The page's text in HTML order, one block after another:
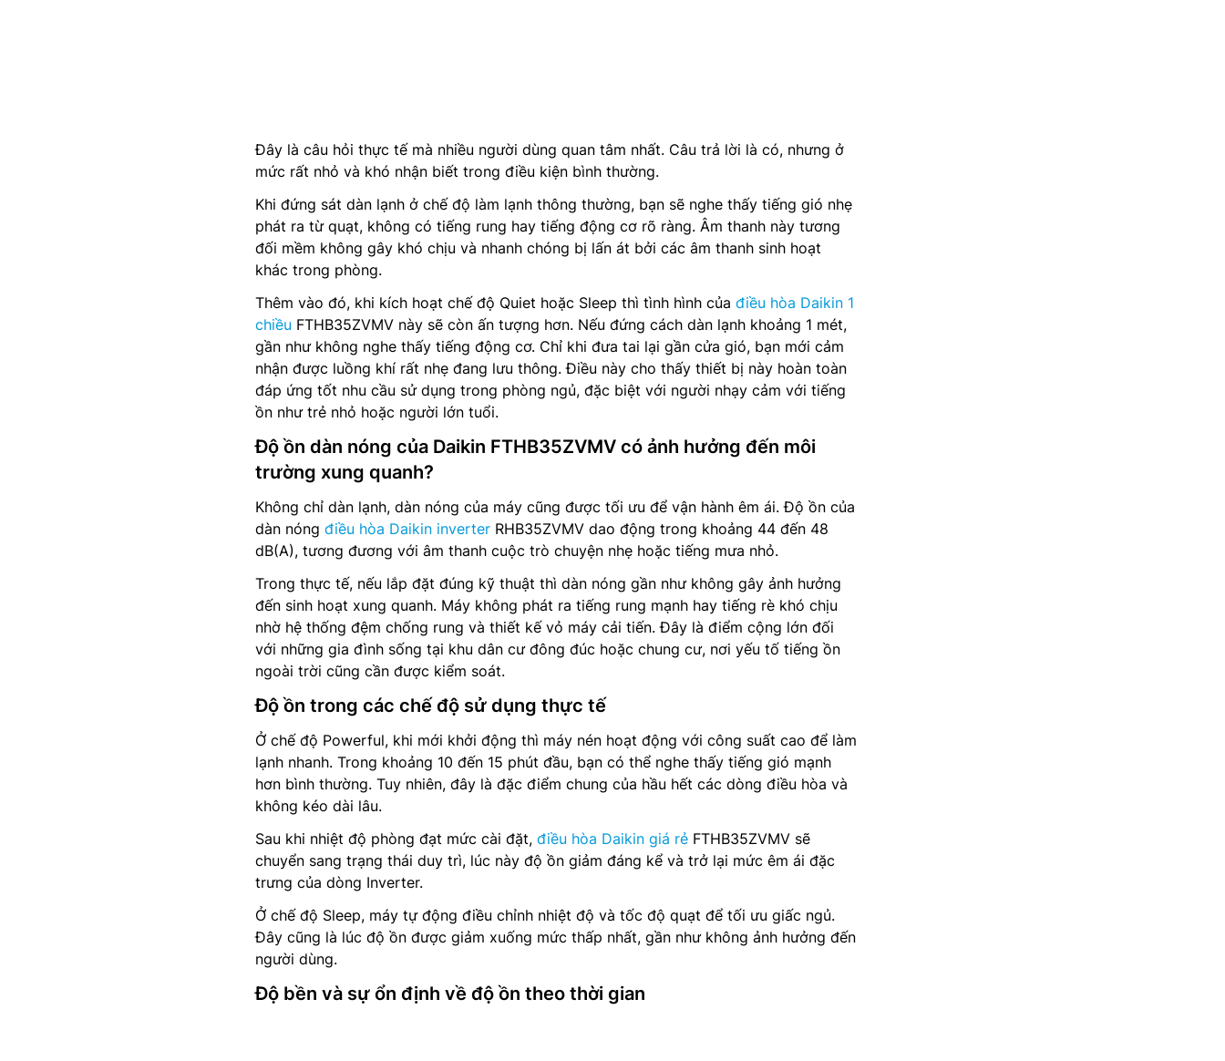
Đây là câu hỏi thực tế mà nhiều người dùng quan tâm nhất. Câu trả lời là có, nhưng ở
mức rất nhỏ và khó nhận biết trong điều kiện bình thường.
Khi đứng sát dàn lạnh ở chế độ làm lạnh thông thường, bạn sẽ nghe thấy tiếng gió nhẹ
phát ra từ quạt, không có tiếng rung hay tiếng động cơ rõ ràng. Âm thanh này tương
đối mềm không gây khó chịu và nhanh chóng bị lấn át bởi các âm thanh sinh hoạt
khác trong phòng.
Thêm vào đó, khi kích hoạt chế độ Quiet hoặc Sleep thì tình hình của điều hòa Daikin 1
chiều FTHB35ZVMV này sẽ còn ấn tượng hơn. Nếu đứng cách dàn lạnh khoảng 1 mét,
gần như không nghe thấy tiếng động cơ. Chỉ khi đưa tai lại gần cửa gió, bạn mới cảm
nhận được luồng khí rất nhẹ đang lưu thông. Điều này cho thấy thiết bị này hoàn toàn
đáp ứng tốt nhu cầu sử dụng trong phòng ngủ, đặc biệt với người nhạy cảm với tiếng
ồn như trẻ nhỏ hoặc người lớn tuổi.
Độ ồn dàn nóng của Daikin FTHB35ZVMV có ảnh hưởng đến môi
trường xung quanh?
Không chỉ dàn lạnh, dàn nóng của máy cũng được tối ưu để vận hành êm ái. Độ ồn của
dàn nóng điều hòa Daikin inverter RHB35ZVMV dao động trong khoảng 44 đến 48
dB(A), tương đương với âm thanh cuộc trò chuyện nhẹ hoặc tiếng mưa nhỏ.
Trong thực tế, nếu lắp đặt đúng kỹ thuật thì dàn nóng gần như không gây ảnh hưởng
đến sinh hoạt xung quanh. Máy không phát ra tiếng rung mạnh hay tiếng rè khó chịu
nhờ hệ thống đệm chống rung và thiết kế vỏ máy cải tiến. Đây là điểm cộng lớn đối
với những gia đình sống tại khu dân cư đông đúc hoặc chung cư, nơi yếu tố tiếng ồn
ngoài trời cũng cần được kiểm soát.
Độ ồn trong các chế độ sử dụng thực tế
Ở chế độ Powerful, khi mới khởi động thì máy nén hoạt động với công suất cao để làm
lạnh nhanh. Trong khoảng 10 đến 15 phút đầu, bạn có thể nghe thấy tiếng gió mạnh
hơn bình thường. Tuy nhiên, đây là đặc điểm chung của hầu hết các dòng điều hòa và
không kéo dài lâu.
Sau khi nhiệt độ phòng đạt mức cài đặt, điều hòa Daikin giá rẻ FTHB35ZVMV sẽ
chuyển sang trạng thái duy trì, lúc này độ ồn giảm đáng kể và trở lại mức êm ái đặc
trưng của dòng Inverter.
Ở chế độ Sleep, máy tự động điều chỉnh nhiệt độ và tốc độ quạt để tối ưu giấc ngủ.
Đây cũng là lúc độ ồn được giảm xuống mức thấp nhất, gần như không ảnh hưởng đến
người dùng.
Độ bền và sự ổn định về độ ồn theo thời gian